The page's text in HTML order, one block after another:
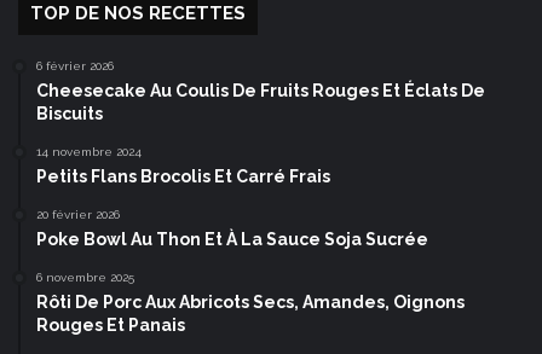
TOP DE NOS RECETTES
6 février 2026
Cheesecake Au Coulis De Fruits Rouges Et Éclats De
Biscuits
14 novembre 2024
Petits Flans Brocolis Et Carré Frais
20 février 2026
Poke Bowl Au Thon Et À La Sauce Soja Sucrée
6 novembre 2025
Rôti De Porc Aux Abricots Secs, Amandes, Oignons
Rouges Et Panais